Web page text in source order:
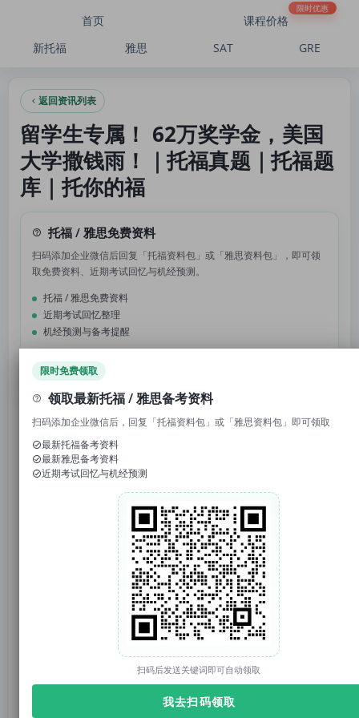
留学生专属！ 62万奖学金，美国大学撒钱雨！｜托福真题｜托福题库｜托你的福
首页 课程价格
限时优惠
新托福 雅思 SAT GRE
返回资讯列表
留学生专属！ 62万奖学金，美国
大学撒钱雨！｜托福真题｜托福题
库｜托你的福
托福 / 雅思免费资料
扫码添加企业微信后回复「托福资料包」或「雅思资料包」，即可领
取免费资料、近期考试回忆与机经预测。
托福 / 雅思免费资料
近期考试回忆整理
机经预测与备考提醒
1. 回复“模考”，免费参加托福/雅思/SAT真题模考
2. 回复考试日期如“0117”，领取考试预测题
官网：tuonidefu.com.cn
先祝大家心想事成、事事如意、马年大吉！
不知道大家过年收到了多少红包呢？
限时免费领取
领取最新托福 / 雅思备考资料
扫码添加企业微信后，回复「托福资料包」或「雅思资料包」即可领取
最新托福备考资料
最新雅思备考资料
近期考试回忆与机经预测
扫码后发送关键词即可自动领取
我去扫码领取